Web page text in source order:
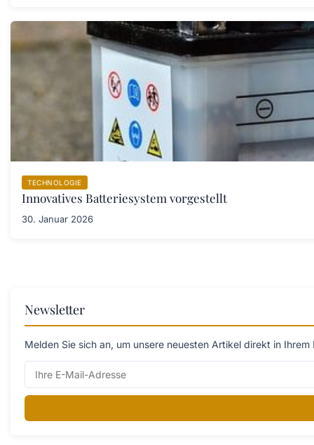
TECHNOLOGIE
Innovatives Batteriesystem vorgestellt
30. Januar 2026
Newsletter
Melden Sie sich an, um unsere neuesten Artikel direkt in